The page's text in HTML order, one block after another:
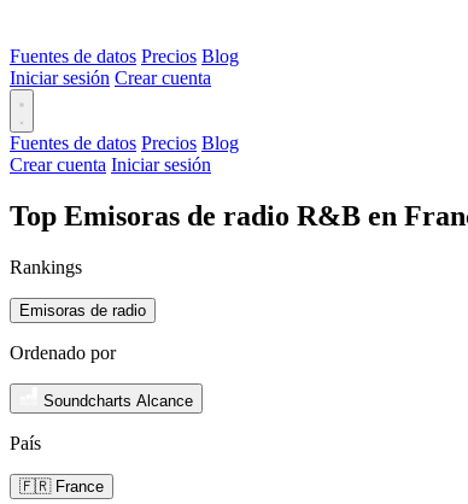
Fuentes de datos Precios Blog
Iniciar sesión Crear cuenta
Fuentes de datos Precios Blog
Crear cuenta Iniciar sesión
Top Emisoras de radio R&B en
Rankings
Emisoras de radio
Ordenado por
Soundcharts Alcance
País
🇫🇷 France